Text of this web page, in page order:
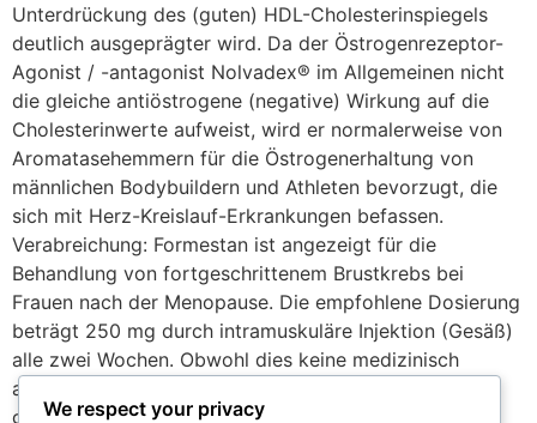
Unterdrückung des (guten) HDL-Cholesterinspiegels
deutlich ausgeprägter wird. Da der Östrogenrezeptor-
Agonist / -antagonist Nolvadex® im Allgemeinen nicht
die gleiche antiöstrogene (negative) Wirkung auf die
Cholesterinwerte aufweist, wird er normalerweise von
Aromatasehemmern für die Östrogenerhaltung von
männlichen Bodybuildern und Athleten bevorzugt, die
sich mit Herz-Kreislauf-Erkrankungen befassen.
Verabreichung: Formestan ist angezeigt für die
Behandlung von fortgeschrittenem Brustkrebs bei
Frauen nach der Menopause. Die empfohlene Dosierung
beträgt 250 mg durch intramuskuläre Injektion (Gesäß)
alle zwei Wochen. Obwohl dies keine medizinisch
anerkannte Form des Arzneimittels ist, haben Studien
gezeigt, dass ein ähnliches Maß an
We respect your privacy